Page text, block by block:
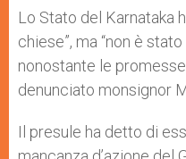
Lo Stato del Karnataka
chiese”, ma “non è
nonostante le
denunciato monsignor
Il presule ha detto di